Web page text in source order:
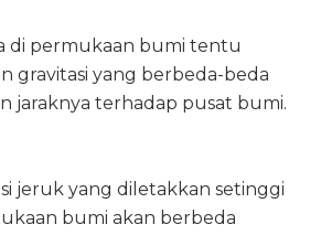
di permukaan bumi tentu
gravitasi yang berbeda-beda
jaraknya terhadap pusat bumi.
jeruk yang diletakkan setinggi
bumi akan berbeda